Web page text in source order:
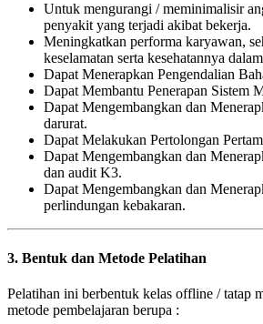
Untuk mengurangi / meminimalisir
penyakit yang terjadi akibat bekerja.
Meningkatkan performa karyawan,
keselamatan serta kesehatannya
Dapat Menerapkan Pengendalian
Dapat Membantu Penerapan Sistem
Dapat Mengembangkan dan
darurat.
Dapat Melakukan Pertolongan
Dapat Mengembangkan dan
dan audit K3.
Dapat Mengembangkan dan
perlindungan kebakaran.
3. Bentuk dan Metode Pelatihan
Pelatihan ini berbentuk kelas offline / tatap
metode pembelajaran berupa :